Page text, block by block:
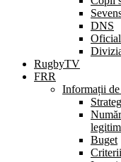
DNS
RugbyTV
FRR
Informații
Buget